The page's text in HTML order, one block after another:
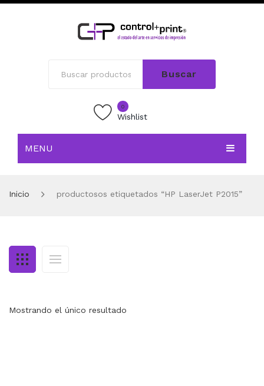
Buscar
0
Wishlist
MENU
TIENDA
CONTACTO
MI CUENTA
Inicio productosos etiquetados “HP LaserJet P2015”
Mostrando el único resultado